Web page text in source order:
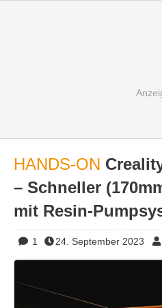
HANDS-ON
– Schneller
mit Resin-
1 24. September 2023